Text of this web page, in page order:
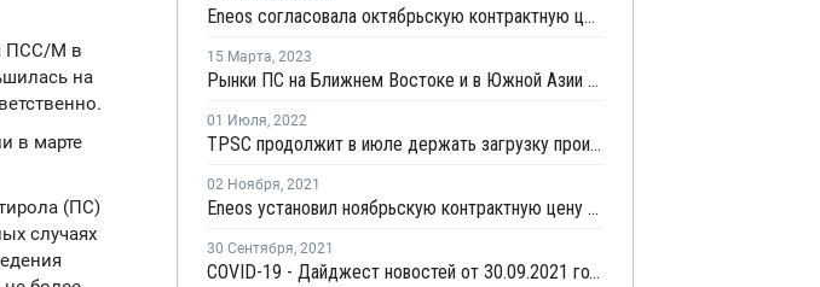
ПСС/М в
на
в марте
(ПС)
случаях
Eneos согласовала октябрьскую контрактную цену бензола в Азии
15 Марта, 2023
Рынки ПС на Ближнем Востоке и в Южной Азии активны по мере стабилизации цен стирола
01 Июля, 2022
TPSC продолжит в июле держать загрузку производства ПС на уровне 80%
02 Ноября, 2021
Eneos установил ноябрьскую контрактную цену бензола в Азии на уровне USD1 005 за тонну
30 Сентября, 2021
COVID-19 - Дайджест новостей от 30.09.2021 года